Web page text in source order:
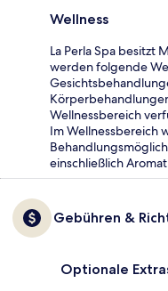
Wellness
La Perla Spa besitzt
werden folgende
Wellnessbereich
Im Wellnessbereich
einschließlich
Gebühren &
Optionale